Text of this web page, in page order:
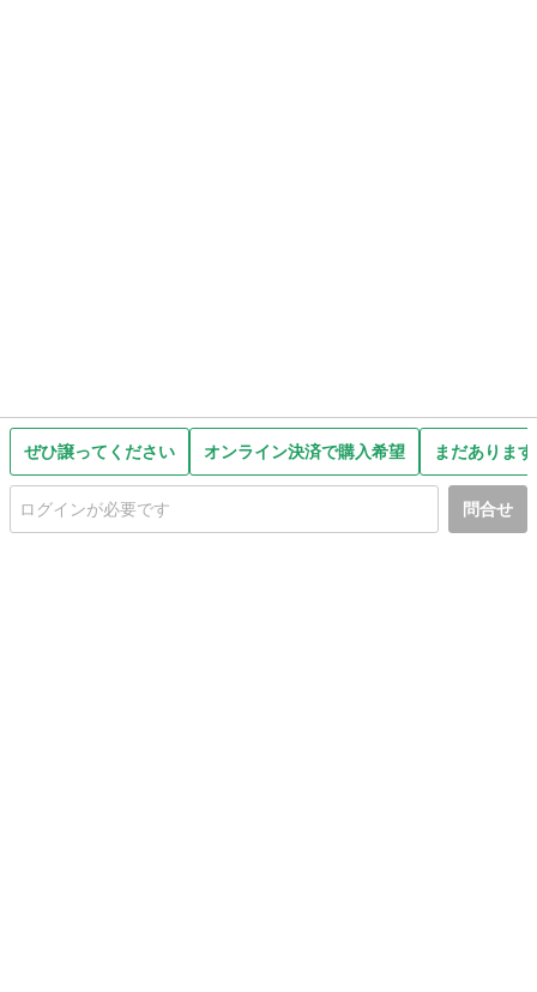
ぜひ譲ってください オンライン決済で購入希望 まだありま
問合せ